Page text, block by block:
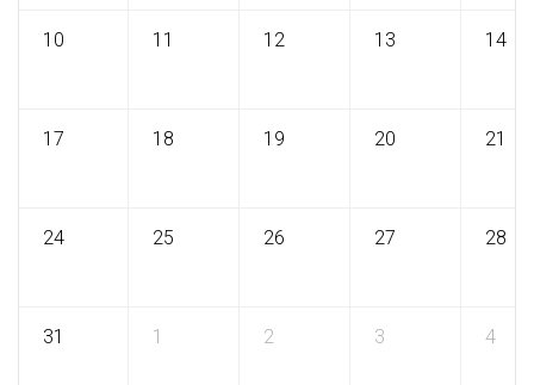
10 11 12 13 14
17 18 19 20 21
24 25 26 27 28
31 1 2 3 4